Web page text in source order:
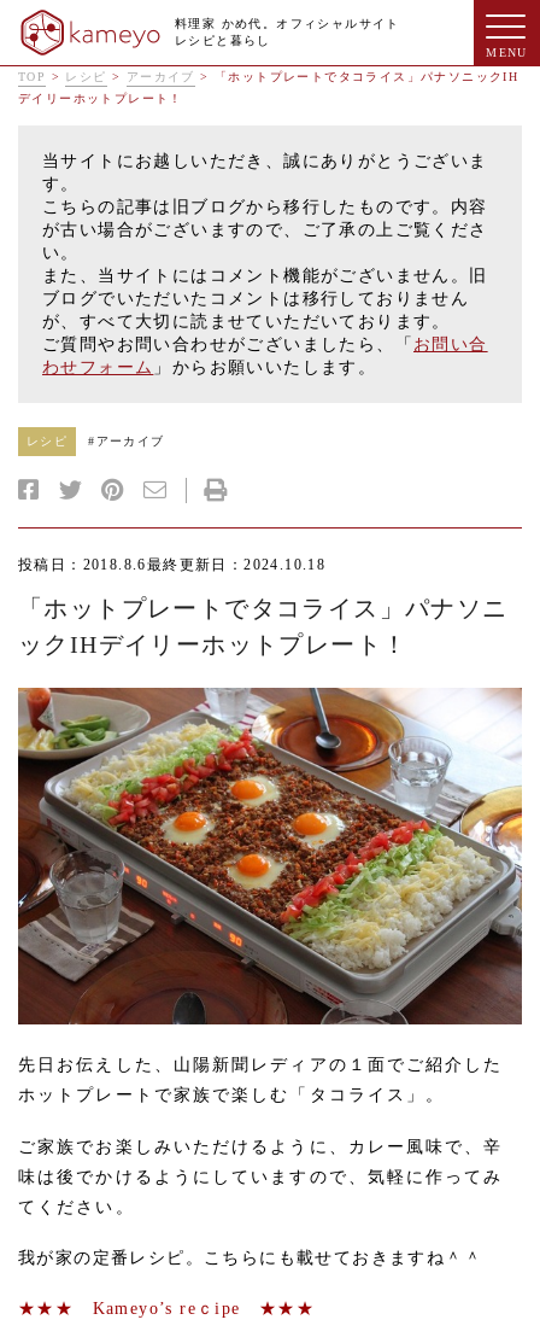
料理家 かめ代。オフィシャルサイト
レシピと暮らし
TOP > レシピ > アーカイブ >
「ホットプレートでタコライス」パナソニックIH
デイリーホットプレート！
当サイトにお越しいただき、誠にありがとうございま
す。
こちらの記事は旧ブログから移行したものです。内容
が古い場合がございますので、ご了承の上ご覧くださ
い。
また、当サイトにはコメント機能がございません。旧
ブログでいただいたコメントは移行しておりません
が、すべて大切に読ませていただいております。
ご質問やお問い合わせがございましたら、「 お問い合
わせフォーム 」からお願いいたします。
レシピ # アーカイブ
投稿日：2018.8.6最終更新日：2024.10.18
「ホットプレートでタコライス」パナソニ
ックIHデイリーホットプレート！
先日お伝えした、山陽新聞レディアの１面でご紹介した
ホットプレートで家族で楽しむ「タコライス」。
ご家族でお楽しみいただけるように、カレー風味で、辛
味は後でかけるようにしていますので、気軽に作ってみ
てください。
我が家の定番レシピ。こちらにも載せておきますね＾＾
★★★ Kameyo’s reｃipe ★★★